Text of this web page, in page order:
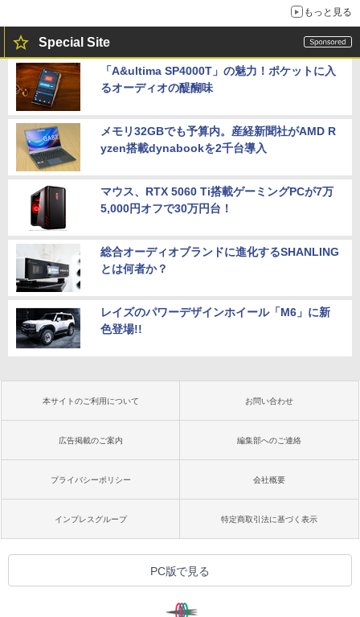
もっと見る
Special Site
「A&ultima SP4000T」の魅力！ポケットに入
るオーディオの醍醐味
メモリ32GBでも予算内。産経新聞社がAMD R
yzen搭載dynabookを2千台導入
マウス、RTX 5060 Ti搭載ゲーミングPCが7万
5,000円オフで30万円台！
総合オーディオブランドに進化するSHANLING
とは何者か？
レイズのパワーデザインホイール「M6」に新
色登場!!
本サイトのご利用について お問い合わせ
広告掲載のご案内 編集部へのご連絡
プライバシーポリシー 会社概要
インプレスグループ 特定商取引法に基づく表示
PC版で見る